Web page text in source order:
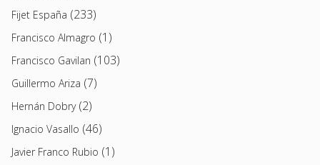
Fijet España (233)
Francisco Almagro (1)
Francisco Gavilan (103)
Guillermo Ariza (7)
Hernán Dobry(2)
Ignacio Vasallo (46)
Javier Franco Rubio (1)